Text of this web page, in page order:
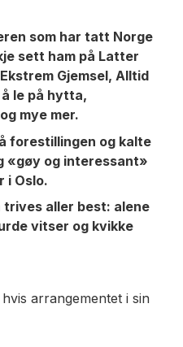
som har tatt Norge
sett ham på Latter
Gjemsel, Alltid
le på hytta,
mye mer.
forestillingen og kalte
«gøy og interessant»
i Oslo.
trives aller best: alene
vitser og kvikke
arrangementet i sin